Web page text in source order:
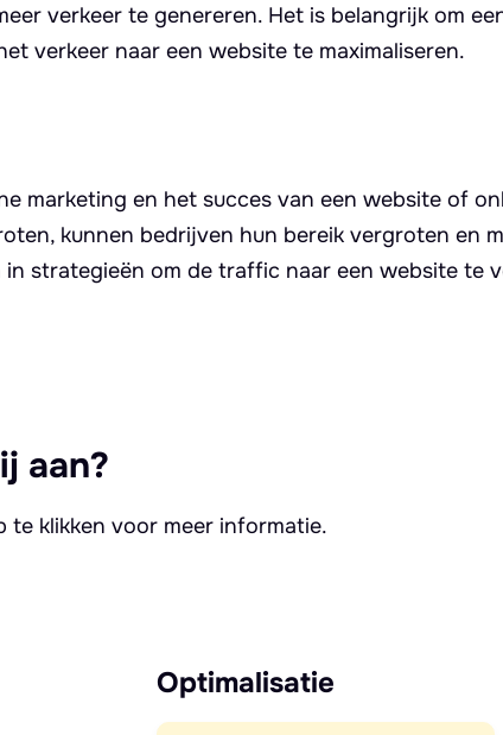
verkeer te genereren. Het is belangrijk om
verkeer naar een website te maximaliseren.
marketing en het succes van een website of
kunnen bedrijven hun bereik vergroten en
strategieën om de traffic naar een website te
aan?
te klikken voor meer informatie.
Optimalisatie